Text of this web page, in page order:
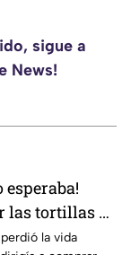
sigue a
News!
esperaba!
las tortillas y
tras
la vida